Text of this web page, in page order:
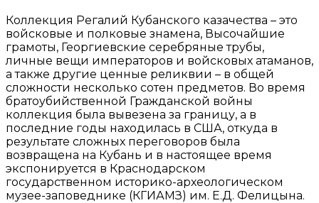
Коллекция Регалий Кубанского казачества – это
войсковые и полковые знамена, Высочайшие
грамоты, Георгиевские серебряные трубы,
личные вещи императоров и войсковых атаманов,
а также другие ценные реликвии – в общей
сложности несколько сотен предметов. Во время
братоубийственной Гражданской войны
коллекция была вывезена за границу, а в
последние годы находилась в США, откуда в
результате сложных переговоров была
возвращена на Кубань и в настоящее время
экспонируется в Краснодарском
государственном историко-археологическом
музее-заповеднике (КГИАМЗ) им. Е.Д. Фелицына.